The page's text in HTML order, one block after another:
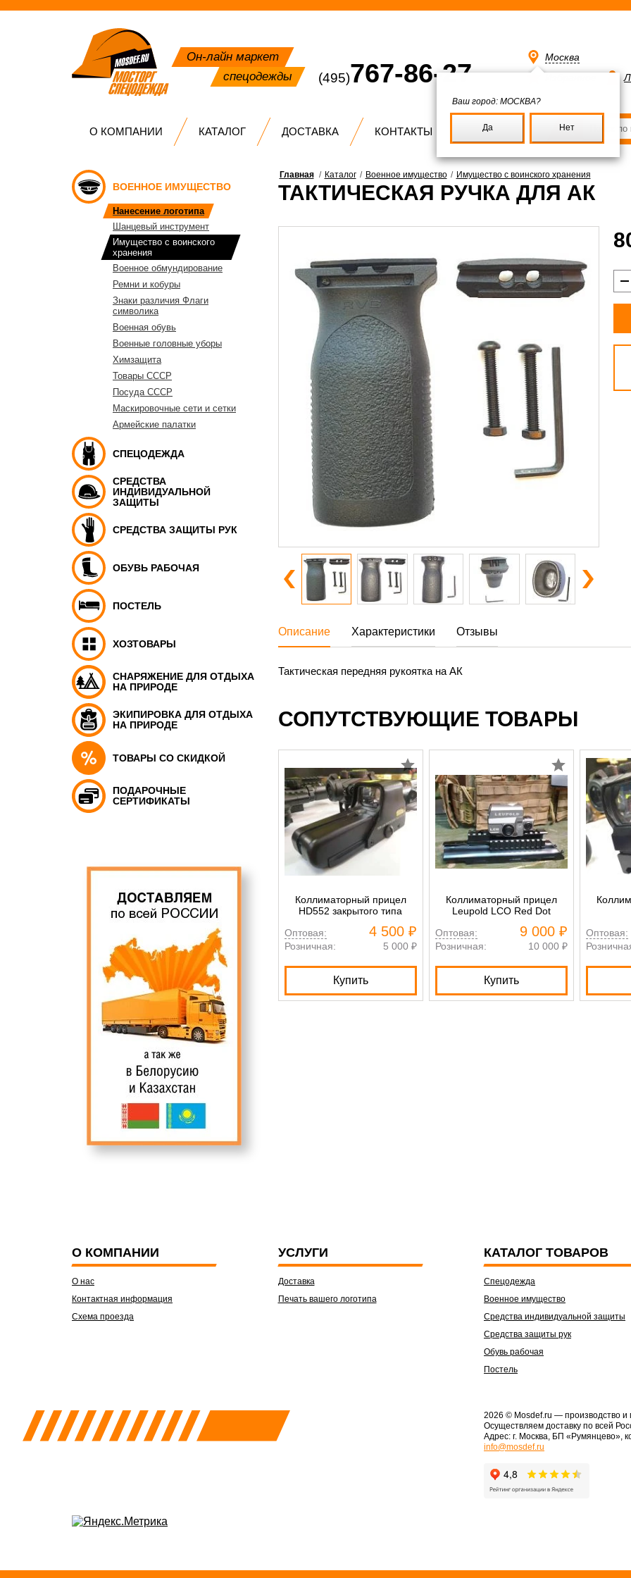
Он-лайн маркет
спецодежды
(495)767-86-27
Москва
Ваш город: МОСКВА?
Да Нет
О КОМПАНИИ КАТАЛОГ ДОСТАВКА КОНТАКТЫ
ВОЕННОЕ ИМУЩЕСТВО
Нанесение логотипа
Шанцевый инструмент
Имущество с воинского
хранения
Военное обмундирование
Ремни и кобуры
Знаки различия Флаги
символика
Военная обувь
Военные головные уборы
Химзащита
Товары СССР
Посуда СССР
Маскировочные сети и сетки
Армейские палатки
СПЕЦОДЕЖДА
СРЕДСТВА
ИНДИВИДУАЛЬНОЙ
ЗАЩИТЫ
СРЕДСТВА ЗАЩИТЫ РУК
ОБУВЬ РАБОЧАЯ
ПОСТЕЛЬ
ХОЗТОВАРЫ
СНАРЯЖЕНИЕ ДЛЯ ОТДЫХА
НА ПРИРОДЕ
ЭКИПИРОВКА ДЛЯ ОТДЫХА
НА ПРИРОДЕ
ТОВАРЫ СО СКИДКОЙ
ПОДАРОЧНЫЕ
СЕРТИФИКАТЫ
Главная / Каталог / Военное имущество / Имущество с воинского хранения
ТАКТИЧЕСКАЯ РУЧКА ДЛЯ АК
Описание Характеристики Отзывы
Тактическая передняя рукоятка на АК
СОПУТСТВУЮЩИЕ ТОВАРЫ
Коллиматорный прицел
HD552 закрытого типа
Оптовая:
4 500 ₽
Розничная: 5 000 ₽
Купить
Коллиматорный прицел
Leupold LCO Red Dot
Оптовая:
9 000 ₽
Розничная: 10 000 ₽
Купить
Оптовая:
О КОМПАНИИ
О нас
Контактная информация
Схема проезда
УСЛУГИ
Доставка
Печать вашего логотипа
КАТАЛОГ ТОВАРОВ
Спецодежда
Военное имущество
Средства индивидуальной защиты
Средства защиты рук
Обувь рабочая
Постель
2026 © Mosdef.ru — производство
Осуществляем доставку по всей
Адрес: г. Москва, БП «Румянцево»,
info@mosdef.ru